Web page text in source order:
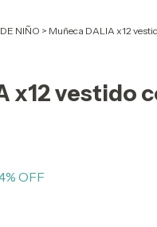
NIÑO > Muñeca DALIA x12
x12 vestido
% OFF